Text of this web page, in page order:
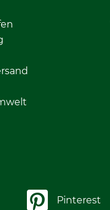
Pinterest